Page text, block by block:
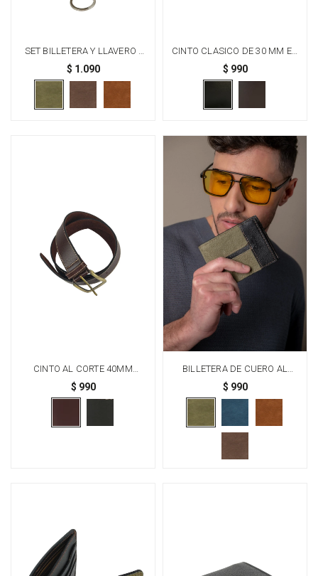
SET BILLETERA Y LLAVERO -
VERDE
$ 1.090
CINTO CLASICO DE 30 MM EN
CUERO Y COSTURA - NEGRO
$ 990
CINTO AL CORTE 40MM
C/COSTURA - CHOCOLATE
$ 990
BILLETERA DE CUERO AL
CORTE - VERDE
$ 990